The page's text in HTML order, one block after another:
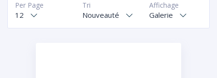
Affichage
Galerie
Tri
Nouveauté
Per Page
12